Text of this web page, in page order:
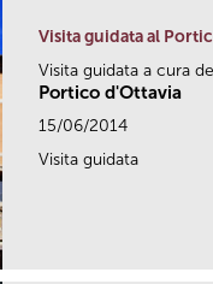
Visita guidata al
Visita guidata a cura
Portico d'Ottavia
15/06/2014
Visita guidata